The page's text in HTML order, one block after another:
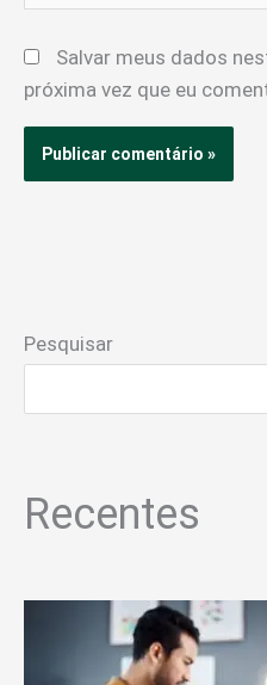
Salvar meus dados
próxima vez que eu
Pesquisar
Recentes